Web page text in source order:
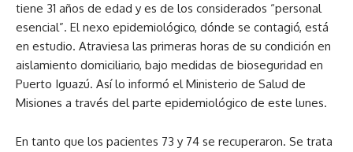
tiene 31 años de edad y es de los considerados “personal
esencial”. El nexo epidemiológico, dónde se contagió, está
en estudio. Atraviesa las primeras horas de su condición en
aislamiento domiciliario, bajo medidas de bioseguridad en
Puerto Iguazú. Así lo informó el Ministerio de Salud de
Misiones a través del parte epidemiológico de este lunes.
En tanto que los pacientes 73 y 74 se recuperaron. Se trata